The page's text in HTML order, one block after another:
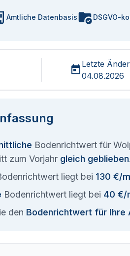
Amtliche Datenbasis DSGVO-
Letzte
04.08.2026
Bodenrichtwert für
zum Vorjahr gleich geblieben.
liegt bei 130 €/
Bodenrichtwert liegt bei 40 €/
den Bodenrichtwert für Ihre